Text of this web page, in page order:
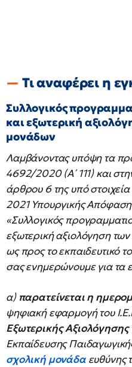
Τι αναφέρει η
Συλλογικός
και εξωτερική
μονάδων
Λαμβάνοντας υπόψη τα
4692/2020 (Α΄ 111) και
άρθρου 6 της υπό
2021 Υπουργικής
«Συλλογικός
εξωτερική αξιολόγηση
ως προς το εκπαιδευτικό
σας ενημερώνουμε για τα
α) παρατείνεται η
ψηφιακή εφαρμογή του
Εξωτερικής Αξιολόγησης
Εκπαίδευσης
σχολική μονάδαευθύνης